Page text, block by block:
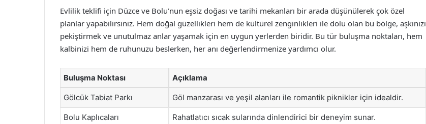
Evlilik teklifi için Düzce ve Bolu’nun eşsiz doğası ve tarihi mekanları bir arada düşünülerek çok özel
planlar yapabilirsiniz. Hem doğal güzellikleri hem de kültürel zenginlikleri ile dolu olan bu bölge, aşkınızı
pekiştirmek ve unutulmaz anlar yaşamak için en uygun yerlerden biridir. Bu tür buluşma noktaları, hem
kalbinizi hem de ruhunuzu beslerken, her anı değerlendirmenize yardımcı olur.
Buluşma Noktası Açıklama
Gölcük Tabiat Parkı Göl manzarası ve yeşil alanları ile romantik piknikler için idealdir.
Bolu Kaplıcaları Rahatlatıcı sıcak sularında dinlendirici bir deneyim sunar.